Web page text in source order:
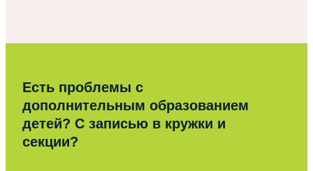
Есть проблемы с
дополнительным образованием
детей? С записью в кружки и
секции?